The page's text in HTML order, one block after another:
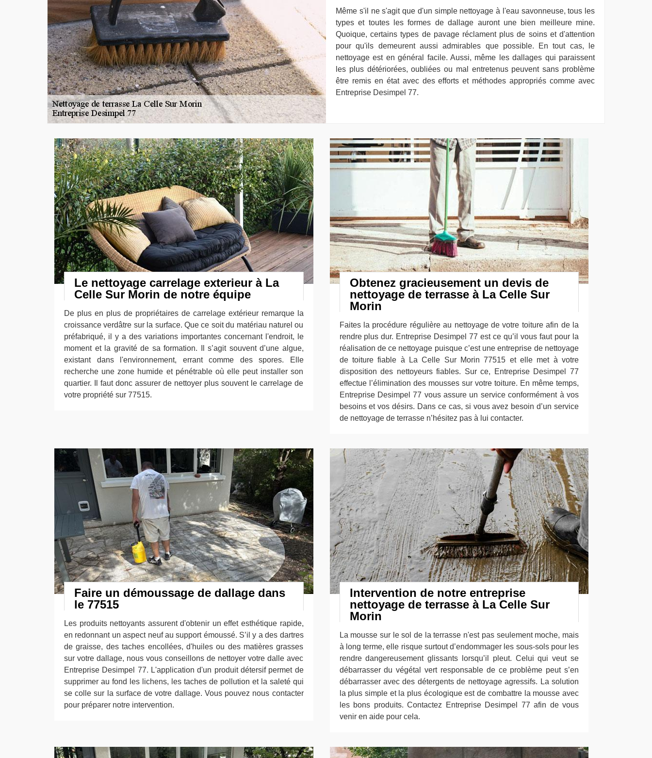
Même s'il ne s'agit que d'un simple nettoyage à l'eau savonneuse, tous les
types et toutes les formes de dallage auront une bien meilleure mine.
Quoique, certains types de pavage réclament plus de soins et d'attention
pour qu'ils demeurent aussi admirables que possible. En tout cas, le
nettoyage est en général facile. Aussi, même les dallages qui paraissent
les plus détériorées, oubliées ou mal entretenus peuvent sans problème
être remis en état avec des efforts et méthodes appropriés comme avec
Entreprise Desimpel 77.
Le nettoyage carrelage exterieur à La
Celle Sur Morin de notre équipe
De plus en plus de propriétaires de carrelage extérieur remarque la
croissance verdâtre sur la surface. Que ce soit du matériau naturel ou
préfabriqué, il y a des variations importantes concernant l'endroit, le
moment et la gravité de sa formation. Il s’agit souvent d’une algue,
existant dans l'environnement, errant comme des spores. Elle
recherche une zone humide et pénétrable où elle peut installer son
quartier. Il faut donc assurer de nettoyer plus souvent le carrelage de
votre propriété sur 77515.
Obtenez gracieusement un devis de
nettoyage de terrasse à La Celle Sur
Morin
Faites la procédure régulière au nettoyage de votre toiture afin de la
rendre plus dur. Entreprise Desimpel 77 est ce qu’il vous faut pour la
réalisation de ce nettoyage puisque c’est une entreprise de nettoyage
de toiture fiable à La Celle Sur Morin 77515 et elle met à votre
disposition des nettoyeurs fiables. Sur ce, Entreprise Desimpel 77
effectue l’élimination des mousses sur votre toiture. En même temps,
Entreprise Desimpel 77 vous assure un service conformément à vos
besoins et vos désirs. Dans ce cas, si vous avez besoin d’un service
de nettoyage de terrasse n’hésitez pas à lui contacter.
Faire un démoussage de dallage dans
le 77515
Les produits nettoyants assurent d'obtenir un effet esthétique rapide,
en redonnant un aspect neuf au support émoussé. S’il y a des dartres
de graisse, des taches encollées, d'huiles ou des matières grasses
sur votre dallage, nous vous conseillons de nettoyer votre dalle avec
Entreprise Desimpel 77. L'application d'un produit détersif permet de
supprimer au fond les lichens, les taches de pollution et la saleté qui
se colle sur la surface de votre dallage. Vous pouvez nous contacter
pour préparer notre intervention.
Intervention de notre entreprise
nettoyage de terrasse à La Celle Sur
Morin
La mousse sur le sol de la terrasse n'est pas seulement moche, mais
à long terme, elle risque surtout d’endommager les sous-sols pour les
rendre dangereusement glissants lorsqu’il pleut. Celui qui veut se
débarrasser du végétal vert responsable de ce problème peut s’en
débarrasser avec des détergents de nettoyage agressifs. La solution
la plus simple et la plus écologique est de combattre la mousse avec
les bons produits. Contactez Entreprise Desimpel 77 afin de vous
venir en aide pour cela.